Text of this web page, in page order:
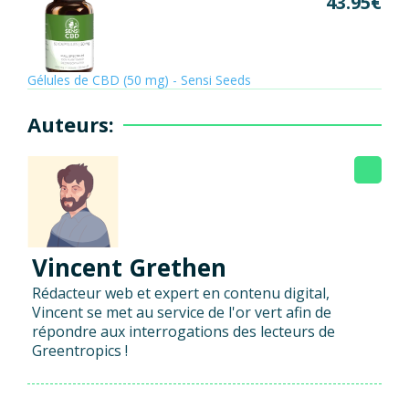
Gélules de CBD (50 mg) - Sensi Seeds
Auteurs:
Vincent Grethen
Rédacteur web et expert en contenu digital,
Vincent se met au service de l'or vert afin de
répondre aux interrogations des lecteurs de
Greentropics !